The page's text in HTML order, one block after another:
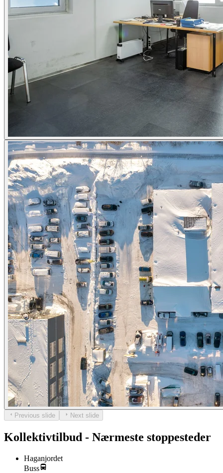
Previous slide Next slide
Kollektivtilbud - Nærmeste stoppesteder
Haganjordet
Buss